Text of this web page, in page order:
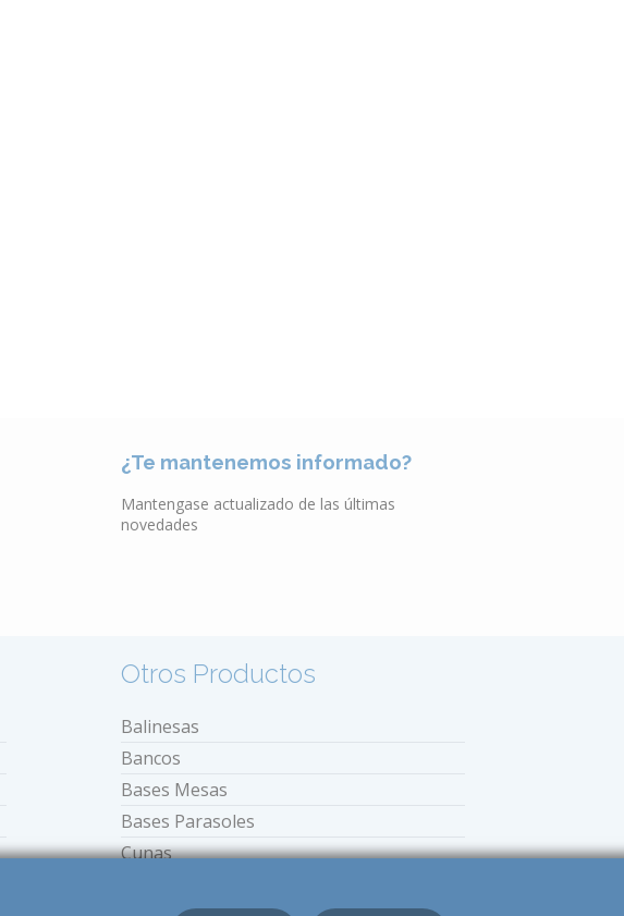
¿Te mantenemos informado?
Mantengase actualizado de las últimas
novedades
Otros Productos
Balinesas
Bancos
Bases Mesas
Bases Parasoles
Cunas